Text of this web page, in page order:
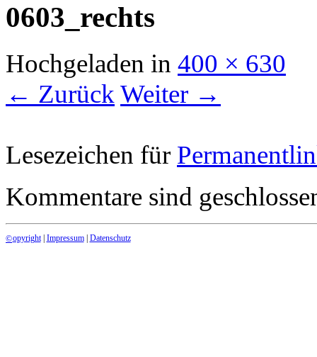
0603_rechts
Hochgeladen in 400 × 630
← Zurück Weiter →
Lesezeichen für
Kommentare sind
©opyright| Impressum| Datenschutz